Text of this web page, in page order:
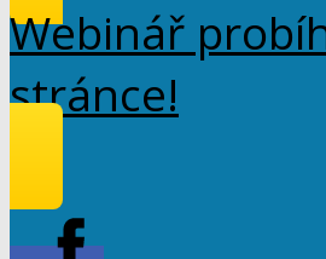
Webinář
stránce!